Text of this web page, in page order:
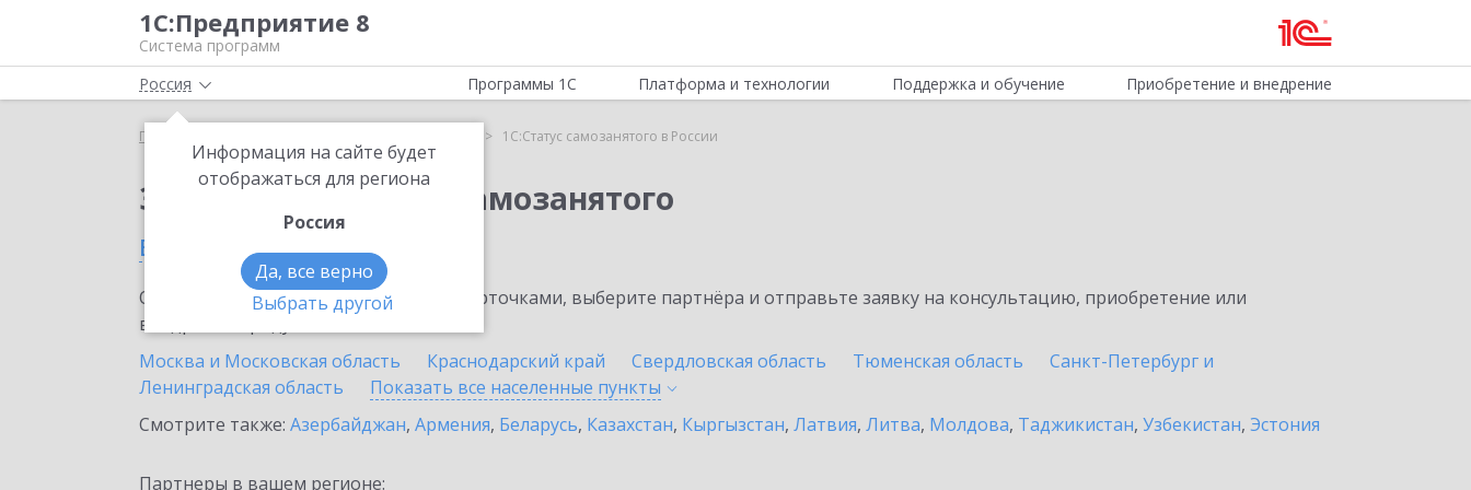
1С:Предприятие 8
Система программ
Россия
Информация на сайте будет
отображаться для региона
Россия
Да, все верно
Выбрать другой
Программы 1С Платформа и технологии Поддержка и обучение Приобретение и внедрение
Главная 1С:Статус самозанятого в России
Заказать 1С:Статус самозанятого
в России
Ознакомьтесь с информационными карточками, выберите партнёра и отправьте заявку на консультацию, приобретение или
внедрение продукта.
Москва и Московская область
Краснодарский край Свердловская область Тюменская область
Санкт-Петербург и
Ленинградская область
Показать все населенные пункты
Смотрите также: Азербайджан, Армения, Беларусь, Казахстан, Кыргызстан, Латвия, Литва, Молдова, Таджикистан, Узбекистан, Эстония
Партнеры в вашем регионе: